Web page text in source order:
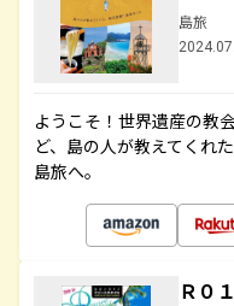
島旅
ようこそ！世界遺産の教
ど、島の人が教えてくれ
島旅へ。
Ｒ０